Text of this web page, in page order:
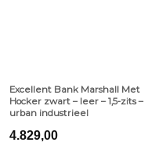
Excellent Bank Marshall Met
Hocker zwart – leer – 1,5-zits –
urban industrieel
4.829,00